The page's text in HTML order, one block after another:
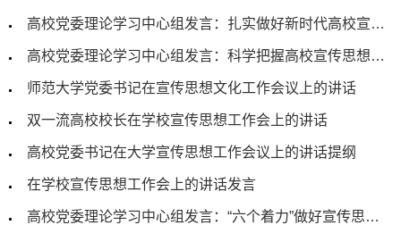
高校党委理论学习中心组发言：扎实做好新时代高校宣传思想工作
高校党委理论学习中心组发言：科学把握高校宣传思想工作特性
师范大学党委书记在宣传思想文化工作会议上的讲话
双一流高校校长在学校宣传思想工作会上的讲话
高校党委书记在大学宣传思想工作会议上的讲话提纲
在学校宣传思想工作会上的讲话发言
高校党委理论学习中心组发言：“六个着力”做好宣传思想文化工作